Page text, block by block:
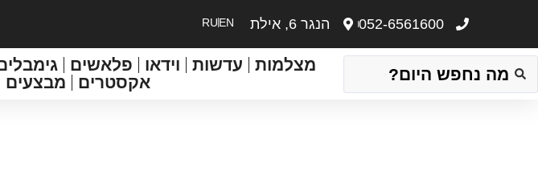
052-6561600 הנגר 6, אילת EN
RU
מצלמות עדשות וידאו פלאשים
אקסטרים
מבצעים